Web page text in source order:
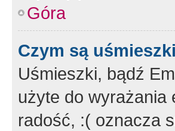
Góra
Czym są
Uśmieszki, bądź
użyte do wyrażania
radość, :( oznacza